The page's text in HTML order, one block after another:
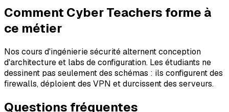
Comment Cyber Teachers forme à
ce métier
Nos cours d'ingénierie sécurité alternent conception
d'architecture et labs de configuration. Les étudiants ne
dessinent pas seulement des schémas : ils configurent des
firewalls, déploient des VPN et durcissent des serveurs.
Questions fréquentes